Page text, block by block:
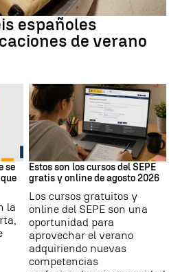
españoles
de verano
se
la
Formación
Estos son los cursos del SEPE
gratis y online de agosto 2026
Los cursos gratuitos y
online del SEPE son una
oportunidad para
aprovechar el verano
adquiriendo nuevas
competencias